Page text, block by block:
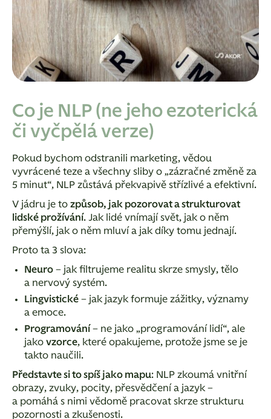
Co je NLP (ne jeho ezoterická
či vyčpělá verze)
Pokud bychom odstranili marketing, vědou
vyvrácené teze a všechny sliby o „zázračné změně za
5 minut“, NLP zůstává překvapivě střízlivé a efektivní.
V jádru je to způsob, jak pozorovat a strukturovat
lidské prožívání. Jak lidé vnímají svět, jak o něm
přemýšlí, jak o něm mluví a jak díky tomu jednají.
Proto ta 3 slova:
Neuro – jak filtrujeme realitu skrze smysly, tělo
a nervový systém.
Lingvistické – jak jazyk formuje zážitky, významy
a emoce.
Programování – ne jako „programování lidí“, ale
jako vzorce, které opakujeme, protože jsme se je
takto naučili.
Představte si to spíš jako mapu: NLP zkoumá vnitřní
obrazy, zvuky, pocity, přesvědčení a jazyk –
a pomáhá s nimi vědomě pracovat skrze strukturu
pozornosti a zkušenosti.